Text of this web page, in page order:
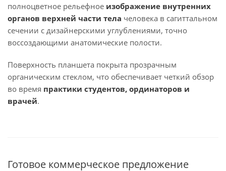
полноцветное рельефное изображение внутренних
органов верхней части тела человека в сагиттальном
сечении с дизайнерскими углублениями, точно
воссоздающими анатомические полости.
Поверхность планшета покрыта прозрачным
органическим стеклом, что обеспечивает четкий обзор
во время практики студентов, ординаторов и
врачей.
Готовое коммерческое предложение